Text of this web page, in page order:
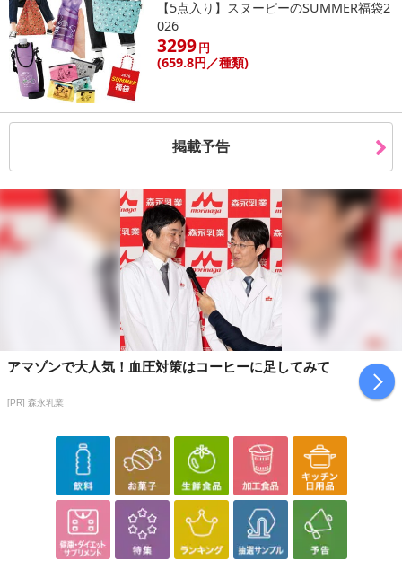
【5点入り】スヌーピーのSUMMER福袋2
026
3299円
(659.8円／種類)
掲載予告
アマゾンで大人気！血圧対策はコーヒーに足してみて
[PR] 森永乳業